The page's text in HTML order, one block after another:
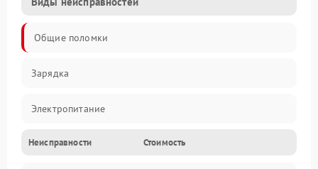
Общие поломки
Зарядка
Электропитание
Экран и изображение
Неисправности Стоимость